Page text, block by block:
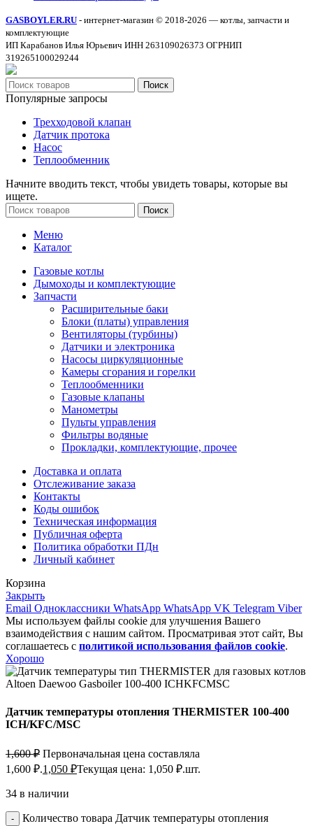
GASBOYLER.RU - интернет-магазин © 2018-2026 — котлы, запчасти и
комплектующие
ИП Карабанов Илья Юрьевич ИНН 263109026373 ОГРНИП
319265100029244
Поиск
Популярные запросы
Трехходовой клапан
Датчик протока
Насос
Теплообменник
Начните вводить текст, чтобы увидеть товары, которые вы
ищете.
Поиск
Меню
Каталог
Газовые котлы
Дымоходы и комплектующие
Запчасти
Расширительные баки
Блоки (платы) управления
Вентиляторы (турбины)
Датчики и электроника
Насосы циркуляционные
Камеры сгорания и горелки
Теплообменники
Газовые клапаны
Манометры
Пульты управления
Фильтры водяные
Прокладки, комплектующие, прочее
Доставка и оплата
Отслеживание заказа
Контакты
Коды ошибок
Техническая информация
Публичная оферта
Политика обработки ПДн
Личный кабинет
Корзина
Закрыть
Email Одноклассники WhatsApp WhatsApp VK Telegram Viber
Мы используем файлы cookie для улучшения Вашего
взаимодействия с нашим сайтом. Просматривая этот сайт, Вы
соглашаетесь с политикой использования файлов cookie.
Хорошо
Датчик температуры отопления THERMISTER 100-400
ICH/KFC/MSC
1,600₽ Первоначальная цена составляла
1,600 ₽.1,050 ₽Текущая цена: 1,050 ₽.шт.
34 в наличии
Количество товара Датчик температуры отопления